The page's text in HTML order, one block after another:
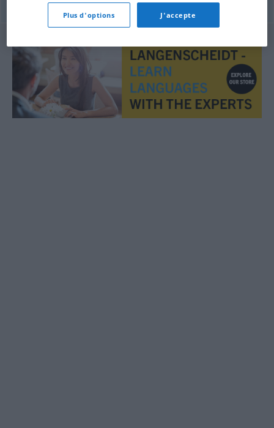
© OpenThesaurus.de
Plus d'options J'accepte